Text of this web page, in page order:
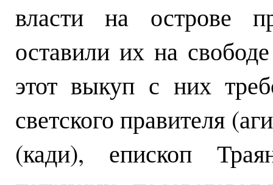
власти на острове
оставили их на
этот выкуп с них
светского правителя
(кади), епископ